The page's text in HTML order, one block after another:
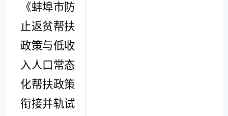
《蚌埠市防
止返贫帮扶
政策与低收
入人口常态
化帮扶政策
衔接并轨试